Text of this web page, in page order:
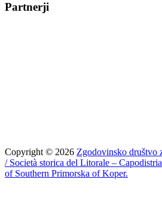
Partnerji
Copyright © 2026 Zgodovinsko društvo
/ Società storica del Litorale –
of Southern Primorska of Koper.